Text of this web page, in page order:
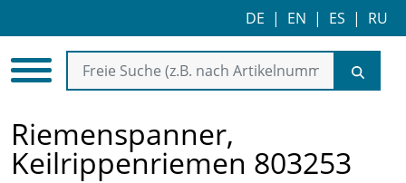
DE | EN | ES | RU
Riemenspanner,
Keilrippenriemen 803253